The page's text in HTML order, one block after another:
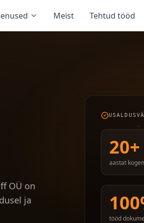
Meist Tehtud tööd
OÜ on
ja
20+
aastat
100
tööd